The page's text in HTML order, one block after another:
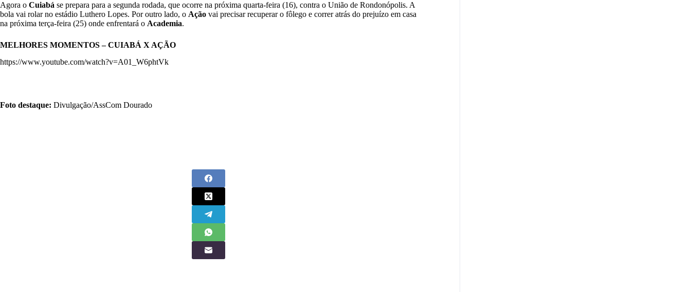
Agora o Cuiabá se prepara para a segunda rodada, que ocorre na próxima quarta-feira (16), contra o União de Rondonópolis. A
bola vai rolar no estádio Luthero Lopes. Por outro lado, o Ação vai precisar recuperar o fôlego e correr atrás do prejuízo em casa
na próxima terça-feira (25) onde enfrentará o Academia.
MELHORES MOMENTOS – CUIABÁ X AÇÃO
https://www.youtube.com/watch?v=A01_W6phtVk
Foto destaque: Divulgação/AssCom Dourado